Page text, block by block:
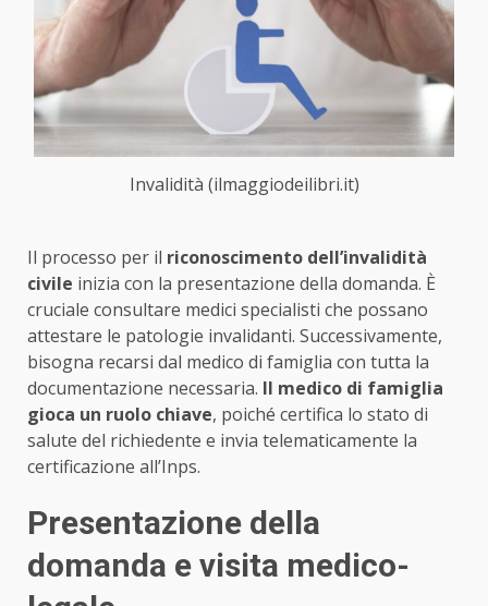
Invalidità (ilmaggiodeilibri.it)
Il processo per il riconoscimento dell’invalidità
civile inizia con la presentazione della domanda. È
cruciale consultare medici specialisti che possano
attestare le patologie invalidanti. Successivamente,
bisogna recarsi dal medico di famiglia con tutta la
documentazione necessaria. Il medico di famiglia
gioca un ruolo chiave, poiché certifica lo stato di
salute del richiedente e invia telematicamente la
certificazione all’Inps.
Presentazione della
domanda e visita medico-